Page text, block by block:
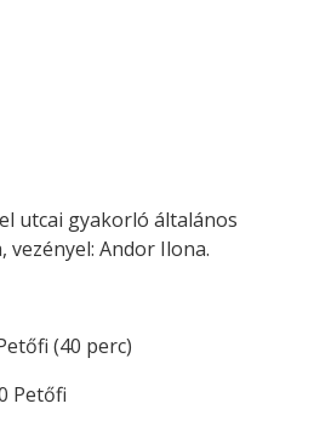
utcai gyakorló általános
Andor Ilona.
(40 perc)
Petőfi